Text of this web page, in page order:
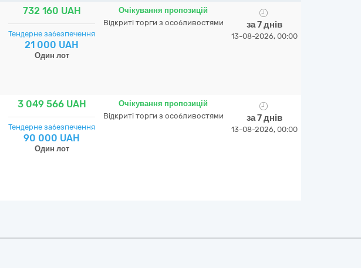
732 160 UAH
Тендерне забезпечення
21 000 UAH
Один лот
Очікування пропозицій
Відкриті торги з особливостями
за 7 днів
13-08-2026, 00:00
3 049 566 UAH
Тендерне забезпечення
90 000 UAH
Один лот
Очікування пропозицій
Відкриті торги з особливостями
за 7 днів
13-08-2026, 00:00